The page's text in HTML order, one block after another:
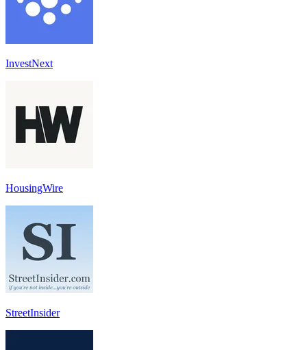
InvestNext
HousingWire
StreetInsider